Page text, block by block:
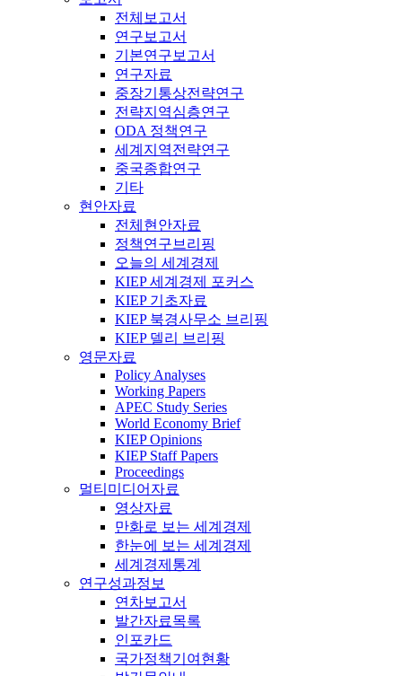
전체보고서
연구보고서
기본연구보고서
연구자료
중장기통상전략연구
전략지역심층연구
ODA 정책연구
세계지역전략연구
중국종합연구
기타
현안자료
전체현안자료
정책연구브리핑
오늘의 세계경제
KIEP 세계경제 포커스
KIEP 기초자료
KIEP 북경사무소 브리핑
KIEP 델리 브리핑
영문자료
Policy Analyses
Working Papers
APEC Study Series
World Economy Brief
KIEP Opinions
KIEP Staff Papers
Proceedings
멀티미디어자료
영상자료
만화로 보는 세계경제
한눈에 보는 세계경제
세계경제통계
연구성과정보
연차보고서
발간자료목록
인포카드
국가정책기여현황